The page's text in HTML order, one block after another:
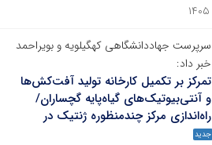
سرپرست جهاددانشگاهی کهگیلویه و بویراحمد
خبر داد:
تمرکز بر تکمیل کارخانه تولید آفت‌کش‌ها
و آنتی‌بیوتیک‌های گیاه‌پایه گچساران/
راه‌اندازی مرکز چندمنظوره ژنتیک در
جدید